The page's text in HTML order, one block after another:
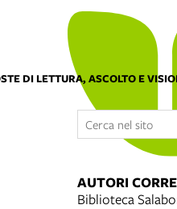
DI LETTURA, ASCOLTO E
AUTORI
Biblioteca